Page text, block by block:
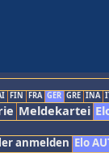
FIN FRA GER GRE INA
Meldekartei
anmelden Elo